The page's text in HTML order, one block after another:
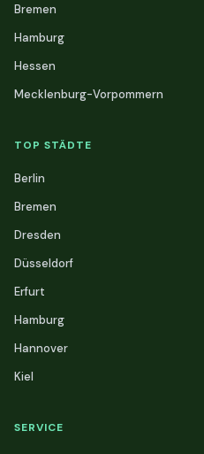
Bremen
Hamburg
Hessen
Mecklenburg-Vorpommern
TOP STÄDTE
Berlin
Bremen
Dresden
Düsseldorf
Erfurt
Hamburg
Hannover
Kiel
SERVICE